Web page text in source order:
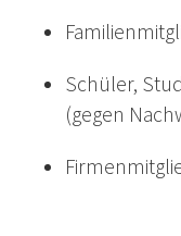
Schüler,
(gegen